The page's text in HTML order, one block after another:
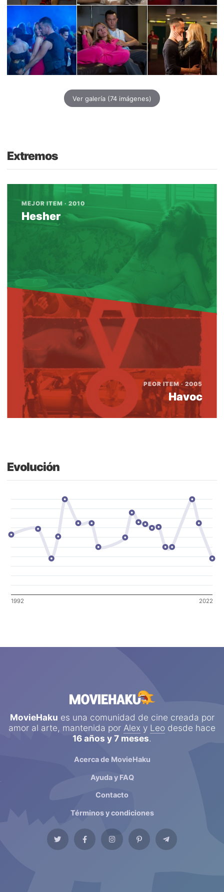
Ver galería (74 imágenes)
Extremos
MEJOR ITEM · 2010
Hesher
PEOR ITEM · 2005
Havoc
Evolución
1992 2022
MovieHaku es una comunidad de cine creada por
amor al arte, mantenida por Alex y Leo desde hace
16 años y 7 meses.
Acerca de MovieHaku
Ayuda y FAQ
Contacto
Términos y condiciones